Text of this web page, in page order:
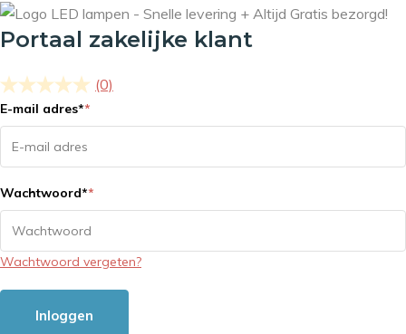
Portaal zakelijke klant
(0)
E-mail adres**
Wachtwoord**
Wachtwoord vergeten?
Inloggen